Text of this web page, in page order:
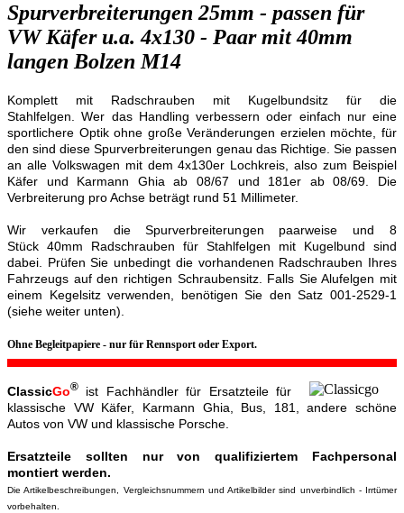
Spurverbreiterungen 25mm - passen für
VW Käfer u.a. 4x130 - Paar mit 40mm
langen Bolzen M14
Komplett mit Radschrauben mit Kugelbundsitz für die
Stahlfelgen. Wer das Handling verbessern oder einfach nur eine
sportlichere Optik ohne große Veränderungen erzielen möchte, für
den sind diese Spurverbreiterungen genau das Richtige. Sie passen
an alle Volkswagen mit dem 4x130er Lochkreis, also zum Beispiel
Käfer und Karmann Ghia ab 08/67 und 181er ab 08/69. Die
Verbreiterung pro Achse beträgt rund 51 Millimeter.
Wir verkaufen die Spurverbreiterungen paarweise und 8
Stück 40mm Radschrauben für Stahlfelgen mit Kugelbund sind
dabei. Prüfen Sie unbedingt die vorhandenen Radschrauben Ihres
Fahrzeugs auf den richtigen Schraubensitz. Falls Sie Alufelgen mit
einem Kegelsitz verwenden, benötigen Sie den Satz 001-2529-1
(siehe weiter unten).
Ohne Begleitpapiere - nur für Rennsport oder Export.
ClassicGo®
ist Fachhändler für Ersatzteile für
klassische VW Käfer, Karmann Ghia, Bus, 181, andere schöne
Autos von VW und klassische Porsche.
Ersatzteile sollten nur von qualifiziertem Fachpersonal
montiert werden.
Die Artikelbeschreibungen, Vergleichsnummern und Artikelbilder sind unverbindlich - Irrtümer
vorbehalten.